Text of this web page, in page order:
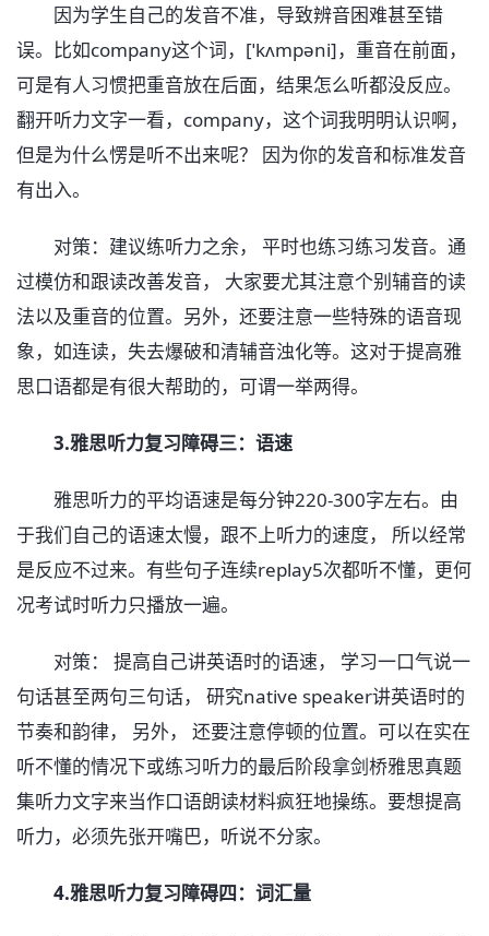
因为学生自己的发音不准，导致辨音困难甚至错
误。比如company这个词，[ˈkʌmpəni]，重音在前面，
可是有人习惯把重音放在后面，结果怎么听都没反应。
翻开听力文字一看，company，这个词我明明认识啊，
但是为什么愣是听不出来呢？ 因为你的发音和标准发音
有出入。
对策：建议练听力之余， 平时也练习练习发音。通
过模仿和跟读改善发音， 大家要尤其注意个别辅音的读
法以及重音的位置。另外，还要注意一些特殊的语音现
象，如连读，失去爆破和清辅音浊化等。这对于提高雅
思口语都是有很大帮助的，可谓一举两得。
3.雅思听力复习障碍三：语速
雅思听力的平均语速是每分钟220-300字左右。由
于我们自己的语速太慢，跟不上听力的速度， 所以经常
是反应不过来。有些句子连续replay5次都听不懂，更何
况考试时听力只播放一遍。
对策： 提高自己讲英语时的语速， 学习一口气说一
句话甚至两句三句话， 研究native speaker讲英语时的
节奏和韵律， 另外， 还要注意停顿的位置。可以在实在
听不懂的情况下或练习听力的最后阶段拿剑桥雅思真题
集听力文字来当作口语朗读材料疯狂地操练。要想提高
听力，必须先张开嘴巴，听说不分家。
4.雅思听力复习障碍四：词汇量